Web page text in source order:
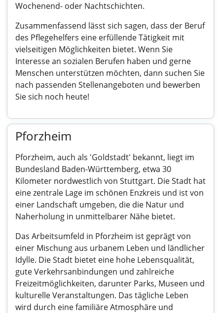
Wochenend- oder Nachtschichten.
Zusammenfassend lässt sich sagen, dass der Beruf
des Pflegehelfers eine erfüllende Tätigkeit mit
vielseitigen Möglichkeiten bietet. Wenn Sie
Interesse an sozialen Berufen haben und gerne
Menschen unterstützen möchten, dann suchen Sie
nach passenden Stellenangeboten und bewerben
Sie sich noch heute!
Pforzheim
Pforzheim, auch als 'Goldstadt' bekannt, liegt im
Bundesland Baden-Württemberg, etwa 30
Kilometer nordwestlich von Stuttgart. Die Stadt hat
eine zentrale Lage im schönen Enzkreis und ist von
einer Landschaft umgeben, die die Natur und
Naherholung in unmittelbarer Nähe bietet.
Das Arbeitsumfeld in Pforzheim ist geprägt von
einer Mischung aus urbanem Leben und ländlicher
Idylle. Die Stadt bietet eine hohe Lebensqualität,
gute Verkehrsanbindungen und zahlreiche
Freizeitmöglichkeiten, darunter Parks, Museen und
kulturelle Veranstaltungen. Das tägliche Leben
wird durch eine familiäre Atmosphäre und